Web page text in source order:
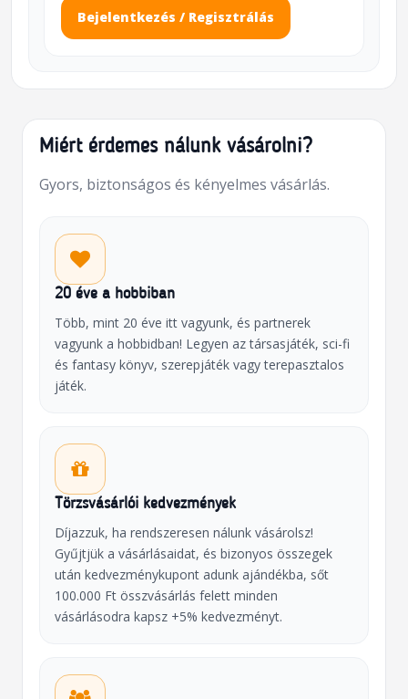
Bejelentkezés / Regisztrálás
Miért érdemes nálunk vásárolni?
Gyors, biztonságos és kényelmes vásárlás.
20 éve a hobbiban
Több, mint 20 éve itt vagyunk, és partnerek
vagyunk a hobbidban! Legyen az társasjáték, sci-fi
és fantasy könyv, szerepjáték vagy terepasztalos
játék.
Törzsvásárlói kedvezmények
Díjazzuk, ha rendszeresen nálunk vásárolsz!
Gyűjtjük a vásárlásaidat, és bizonyos összegek
után kedvezménykupont adunk ajándékba, sőt
100.000 Ft összvásárlás felett minden
vásárlásodra kapsz +5% kedvezményt.